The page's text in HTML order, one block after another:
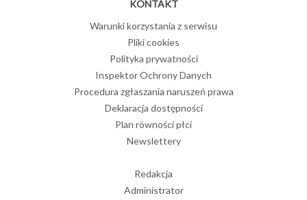
KONTAKT
Warunki korzystania z serwisu
Pliki cookies
Polityka prywatności
Inspektor Ochrony Danych
Procedura zgłaszania naruszeń prawa
Deklaracja dostępności
Plan równości płci
Newslettery
Redakcja
Administrator